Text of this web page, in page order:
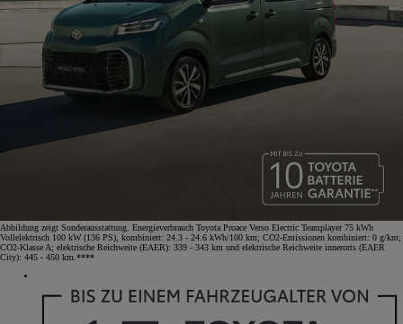
Abbildung zeigt Sonderausstattung. Energieverbrauch Toyota Proace Verso Electric Teamplayer 75 kWh
Vollelektrisch 100 kW (136 PS), kombiniert: 24.3 - 24.6 kWh/100 km; CO2-Emissionen kombiniert: 0 g/km;
CO2-Klasse A; elektrische Reichweite (EAER): 339 - 343 km und elektrische Reichweite innerorts (EAER
City): 445 - 450 km.****